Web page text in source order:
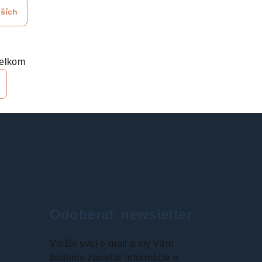
Vložte svoj e-mail a my Vám
budeme zasielať informácie o